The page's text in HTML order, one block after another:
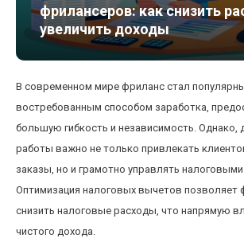
фрилансеров: как снизить
увеличить доходы
В современном мире фриланс стал
востребованным способом заработка,
большую гибкость и независимость. Однако,
работы важно не только привлекать
заказы, но и грамотно управлять
Оптимизация налоговых вычетов позволяет
снизить налоговые расходы, что напрямую
чистого дохода.